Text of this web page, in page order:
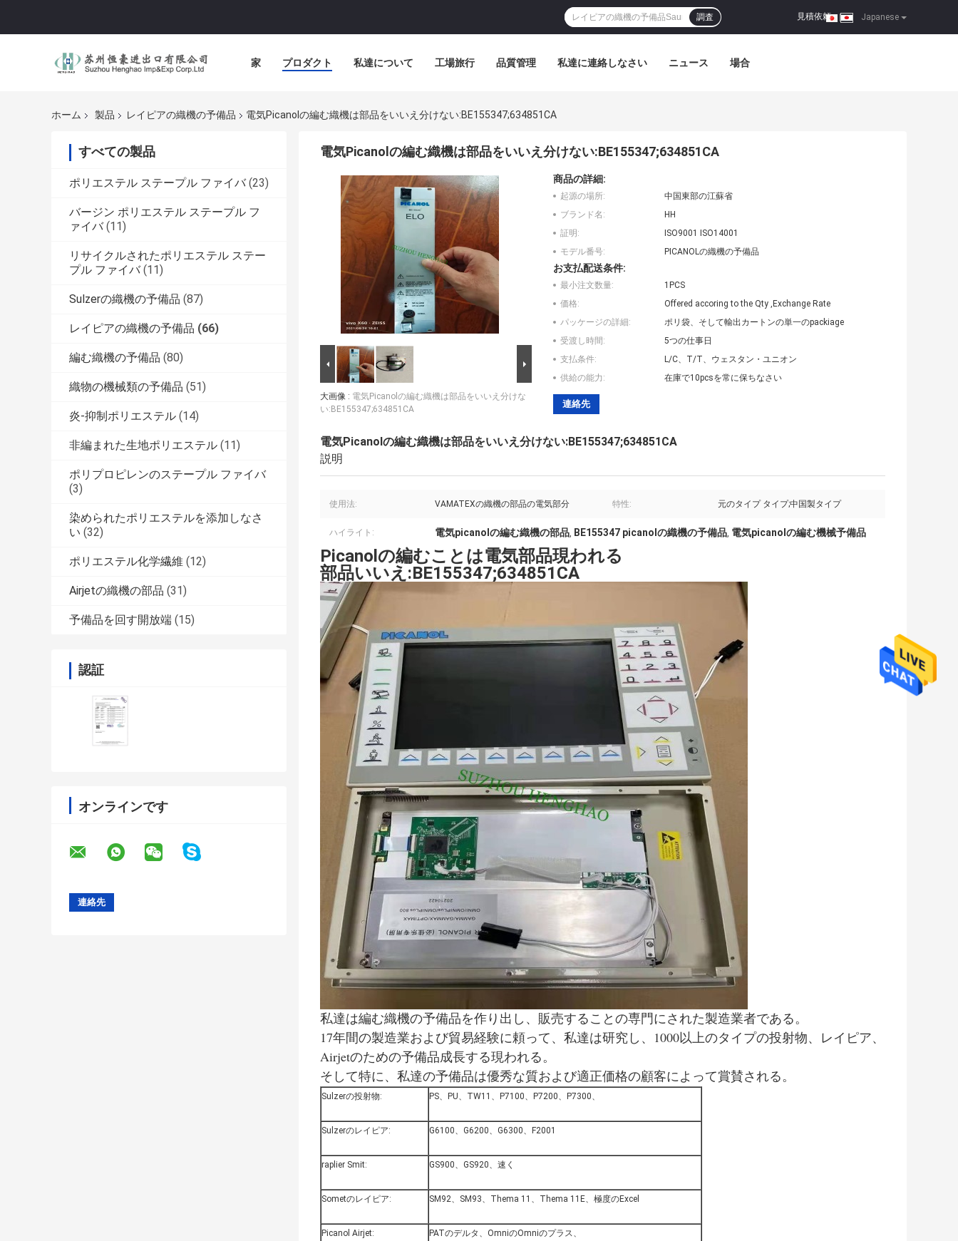
Japanese
見積依頼 |
調査
家 プロダクト 私達について 工場旅行 品質管理 私達に連絡しなさい ニュース 場合
ホーム 製品 レイピアの織機の予備品 電気Picanolの編む織機は部品をいいえ分けない:BE155347;634851CA
すべての製品
ポリエステル ステープル ファイバ (23)
バージン ポリエステル ステープル フ
ァイバ (11)
リサイクルされたポリエステル ステー
プル ファイバ (11)
Sulzerの織機の予備品 (87)
レイピアの織機の予備品 (66)
編む織機の予備品 (80)
織物の機械類の予備品 (51)
炎-抑制ポリエステル (14)
非編まれた生地ポリエステル (11)
ポリプロピレンのステープル ファイバ
(3)
染められたポリエステルを添加しなさ
い (32)
ポリエステル化学繊維 (12)
Airjetの織機の部品 (31)
予備品を回す開放端 (15)
認証
オンラインです
電気Picanolの編む織機は部品をいいえ分けない:BE155347;634851CA
大画像 : 電気Picanolの編む織機は部品をいいえ分けな
い:BE155347;634851CA
商品の詳細:
起源の場所:
中国東部の江蘇省
ブランド名:
HH
証明:
ISO9001 ISO14001
モデル番号:
PICANOLの織機の予備品
お支払配送条件:
最小注文数量:
1PCS
価格:
Offered accoring to the Qty ,Exchange Rate
パッケージの詳細:
ポリ袋、そして輸出カートンの単一のpackiage
受渡し時間:
5つの仕事日
支払条件:
L/C、T/T、ウェスタン・ユニオン
供給の能力:
在庫で10pcsを常に保ちなさい
連絡先
電気Picanolの編む織機は部品をいいえ分けない:BE155347;634851CA
説明
使用法: VAMATEXの織機の部品の電気部分 特性: 元のタイプ タイプ;中国製タイプ
ハイライト: 電気picanolの編む織機の部品, BE155347 picanolの織機の予備品, 電気picanolの編む機械予備品
Picanolの編むことは電気部品現われる
部品いいえ:BE155347;634851CA
私達は編む織機の予備品を作り出し、販売することの専門にされた製造業者である。
17年間の製造業および貿易経験に頼って、私達は研究し、1000以上のタイプの投射物、レイピア、
Airjetのための予備品成長する現われる。
そして特に、私達の予備品は優秀な質および適正価格の顧客によって賞賛される。
Sulzerの投射物: PS、PU、TW11、P7100、P7200、P7300、
Sulzerのレイピア: G6100、G6200、G6300、F2001
raplier Smit: GS900、GS920、速く
Sometのレイピア: SM92、SM93、Thema 11、Thema 11E、極度のExcel
Picanol Airjet: PATのデルタ、OmniのOmniのプラス、